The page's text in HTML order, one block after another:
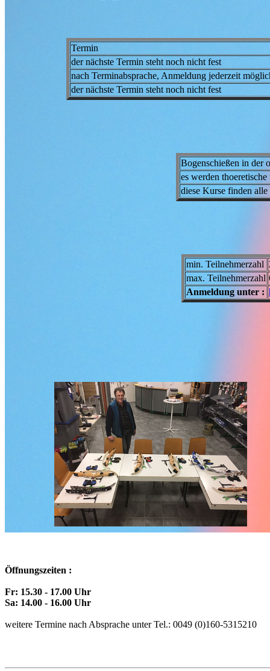
Termin
der nächste Termin steht noch nicht fest
nach Terminabsprache, Anmeldung jederzeit
der nächste Termin steht noch nicht fest
Bogenschießen in der
es werden
diese Kurse finden
min. Teilnehmerzahl
max. Teilnehmerzahl
Anmeldung unter :
Öffnungszeiten :
Fr: 15.30 - 17.00 Uhr
Sa: 14.00 - 16.00 Uhr
weitere Termine nach Absprache unter Tel.: 0049 (0)160-5315210